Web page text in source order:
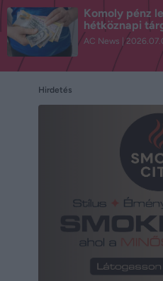
Komoly pénz
hétköznapi
AC News
Hirdetés